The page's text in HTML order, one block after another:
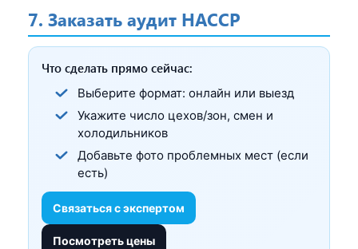
7. Заказать аудит HACCP
Что сделать прямо сейчас:
Выберите формат: онлайн или выезд
Укажите число цехов/зон, смен и
холодильников
Добавьте фото проблемных мест (если
есть)
Связаться с экспертом
Посмотреть цены